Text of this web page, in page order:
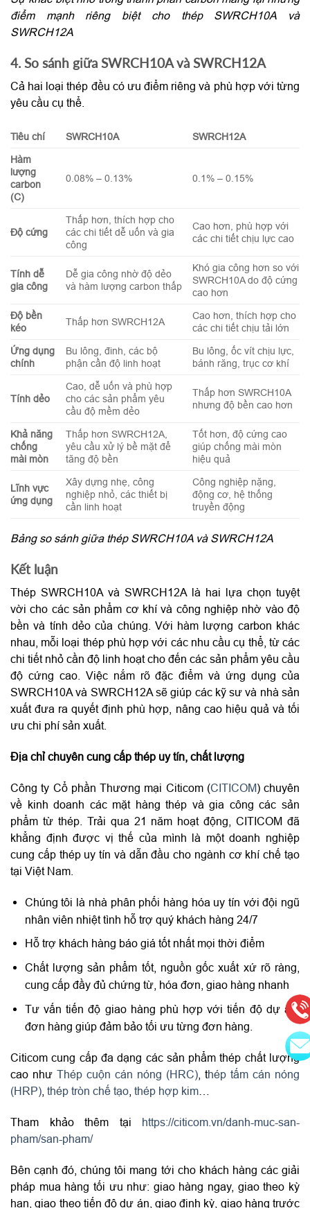
điểm mạnh riêng biệt cho thép SWRCH10A và
SWRCH12A
4. So sánh giữa SWRCH10A và SWRCH12A
Cả hai loại thép đều có ưu điểm riêng và phù hợp với từng
yêu cầu cụ thể.
Tiêu chí SWRCH10A SWRCH12A
Hàm
lượng
carbon
(C)
0.08% – 0.13% 0.1% – 0.15%
Độ cứng
Thấp hơn, thích hợp cho
các chi tiết dễ uốn và gia
công
Cao hơn, phù hợp với
các chi tiết chịu lực cao
Tính dễ
gia công
Dễ gia công nhờ độ dẻo
và hàm lượng carbon thấp
Khó gia công hơn so với
SWRCH10A do độ cứng
cao hơn
Độ bền
kéo
Thấp hơn SWRCH12A
Cao hơn, thích hợp cho
các chi tiết chịu tải lớn
Ứng dụng
chính
Bu lông, đinh, các bộ
phận cần độ linh hoạt
Bu lông, ốc vít chịu lực,
bánh răng, trục cơ khí
Tính dẻo
Cao, dễ uốn và phù hợp
cho các sản phẩm yêu
cầu độ mềm dẻo
Thấp hơn SWRCH10A
nhưng độ bền cao hơn
Khả năng
chống
mài mòn
Thấp hơn SWRCH12A,
yêu cầu xử lý bề mặt để
tăng độ bền
Tốt hơn, độ cứng cao
giúp chống mài mòn
hiệu quả
Lĩnh vực
ứng dụng
Xây dựng nhẹ, công
nghiệp nhỏ, các thiết bị
cần linh hoạt
Công nghiệp nặng,
động cơ, hệ thống
truyền động
Bảng so sánh giữa thép SWRCH10A và SWRCH12A
Kết luận
Thép SWRCH10A và SWRCH12A là hai lựa chọn tuyệt
vời cho các sản phẩm cơ khí và công nghiệp nhờ vào độ
bền và tính dẻo của chúng. Với hàm lượng carbon khác
nhau, mỗi loại thép phù hợp với các nhu cầu cụ thể, từ các
chi tiết nhỏ cần độ linh hoạt cho đến các sản phẩm yêu cầu
độ cứng cao. Việc nắm rõ đặc điểm và ứng dụng của
SWRCH10A và SWRCH12A sẽ giúp các kỹ sư và nhà sản
xuất đưa ra quyết định phù hợp, nâng cao hiệu quả và tối
ưu chi phí sản xuất.
Địa chỉ chuyên cung cấp thép uy tín, chất lượng
Công ty Cổ phần Thương mại Citicom (CITICOM) chuyên
về kinh doanh các mặt hàng thép và gia công các sản
phẩm từ thép. Trải qua 21 năm hoạt động, CITICOM đã
khẳng định được vị thế của mình là một doanh nghiệp
cung cấp thép uy tín và dẫn đầu cho ngành cơ khí chế tạo
tại Việt Nam.
Chúng tôi là nhà phân phối hàng hóa uy tín với đội ngũ
nhân viên nhiệt tình hỗ trợ quý khách hàng 24/7
Hỗ trợ khách hàng báo giá tốt nhất mọi thời điểm
Chất lượng sản phẩm tốt, nguồn gốc xuất xứ rõ ràng,
cung cấp đầy đủ chứng từ, hóa đơn, giao hàng nhanh
Tư vấn tiến độ giao hàng phù hợp với tiến độ dự án,
đơn hàng giúp đảm bảo tối ưu từng đơn hàng.
Citicom cung cấp đa dạng các sản phẩm thép chất lượng
cao như Thép cuộn cán nóng (HRC) thép tấm cán nóng
(HRP) thép tròn chế tạo thép hợp kim
Tham khảo thêm tại https://citicom.vn/danh-muc-san-
pham/san-pham/
Bên cạnh đó, chúng tôi mang tới cho khách hàng các giải
pháp mua hàng tối ưu như: giao hàng ngay, giao theo kỳ
hạn, giao theo tiến độ dự án, giao định kỳ, giao hàng trước